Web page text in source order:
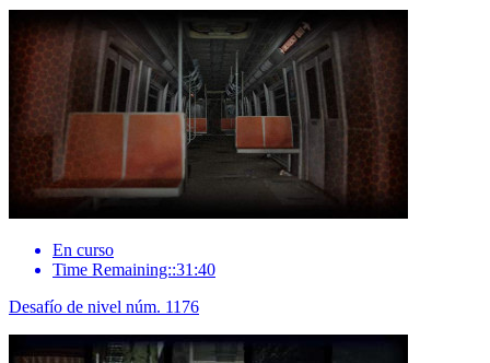
En curso
Time Remaining::31:40
Desafío de nivel núm. 1176